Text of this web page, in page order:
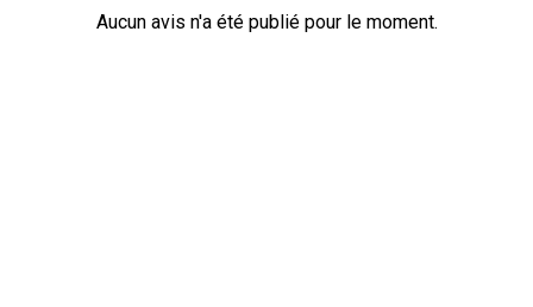
Aucun avis n'a été publié pour le moment.